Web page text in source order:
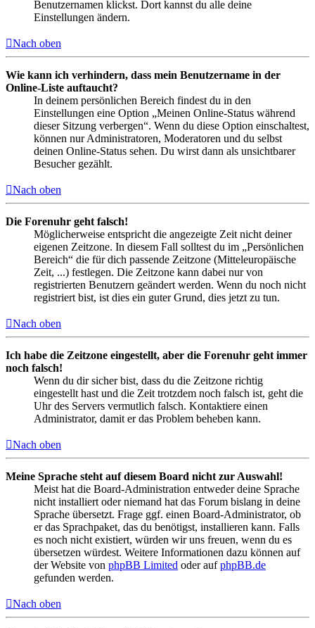
Benutzernamen klickst. Dort kannst du alle deine
Einstellungen ändern.
Nach oben
Wie kann ich verhindern, dass mein Benutzername in der
Online-Liste auftaucht?
In deinem persönlichen Bereich findest du in den
Einstellungen eine Option „Meinen Online-Status während
dieser Sitzung verbergen“. Wenn du diese Option einschaltest,
können nur Administratoren, Moderatoren und du selbst
deinen Online-Status sehen. Du wirst dann als unsichtbarer
Besucher gezählt.
Nach oben
Die Forenuhr geht falsch!
Möglicherweise entspricht die angezeigte Zeit nicht deiner
eigenen Zeitzone. In diesem Fall solltest du im „Persönlichen
Bereich“ die für dich passende Zeitzone (Mitteleuropäische
Zeit, ...) festlegen. Die Zeitzone kann dabei nur von
registrierten Benutzern geändert werden. Wenn du noch nicht
registriert bist, ist dies ein guter Grund, dies jetzt zu tun.
Nach oben
Ich habe die Zeitzone eingestellt, aber die Forenuhr geht immer
noch falsch!
Wenn du dir sicher bist, dass du die Zeitzone richtig
eingestellt hast und die Zeit trotzdem noch falsch ist, geht die
Uhr des Servers vermutlich falsch. Kontaktiere einen
Administrator, damit er das Problem beheben kann.
Nach oben
Meine Sprache steht auf diesem Board nicht zur Auswahl!
Meist hat die Board-Administration entweder deine Sprache
nicht installiert oder niemand hat das Forum bislang in deine
Sprache übersetzt. Frage ggf. einen Board-Administrator, ob
er das Sprachpaket, das du benötigst, installieren kann. Falls
es noch nicht existiert, würden wir uns freuen, wenn du es
übersetzen würdest. Weitere Informationen dazu können auf
der Website von phpBB Limited oder aufphpBB.de
gefunden werden.
Nach oben